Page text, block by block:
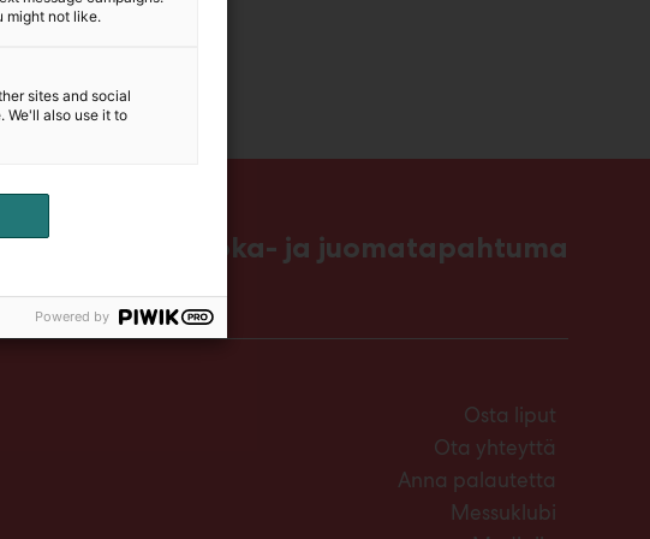
ja kattavin ruoka- ja juomatapahtuma
Osta liput
Ota yhteyttä
Anna palautetta
Messuklubi
might not like.
sites and social
We'll also use it to
Powered by